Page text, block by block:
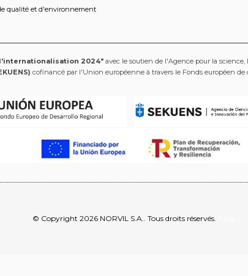
qualité et d'environnement
2024" avec le soutien de l'Agence pour la
cofinancé par l'Union européenne à travers le Fonds européen
© Copyright 2026 NORVIL S.A.. Tous droits réservés.